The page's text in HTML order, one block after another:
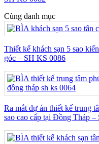
Cùng danh mục
Thiết kế khách sạn 5 sao
góc – SH KS 0086
Ra mắt dự án thiết kế trung
sao cao cấp tại Đồng Tháp